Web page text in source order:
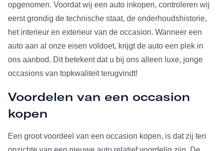
opgenomen. Voordat wij een auto inkopen, controleren wij
eerst grondig de technische staat, de onderhoudshistorie,
het interieur en exterieur van de occasion. Wanneer een
auto aan al onze eisen voldoet, krijgt de auto een plek in
ons aanbod. Dit betekent dat u bij ons alleen luxe, jonge
occasions van topkwaliteit terugvindt!
Voordelen van een occasion
kopen
Een groot voordeel van een occasion kopen, is dat zij ten